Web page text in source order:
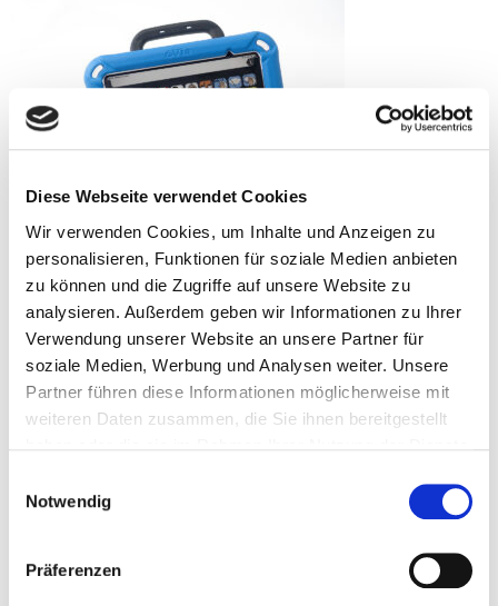
Diese Webseite verwendet Cookies
Wir verwenden Cookies, um Inhalte und Anzeigen zu
personalisieren, Funktionen für soziale Medien anbieten
zu können und die Zugriffe auf unsere Website zu
analysieren. Außerdem geben wir Informationen zu Ihrer
Verwendung unserer Website an unsere Partner für
soziale Medien, Werbung und Analysen weiter. Unsere
Partner führen diese Informationen möglicherweise mit
weiteren Daten zusammen, die Sie ihnen bereitgestellt
Notwendig
Präferenzen
Ebenso wie alle komplexen Kommunikationshilfen von PRD
bekommen auch die Geräte der Via-Reihe regelmäßig Updates
sowohl der Wortschatzprogramme als auch des
Betriebssystems. Die Vias basieren auf iPads mit dem iOS-
Betriebssystem. Um permanent eine zuverlässige Nutzung
dieser Geräte zu gewährleisten, empfehlen wir, nur die
„kleineren“ Updates innerhalb einer Versionsnummer (also z.
B. von 17.5.1. zur Version 17.6.1) durchzuführen. Vor der
Durchführung eines „großen“ Updates (z. B. von iOS 17 zu iOS
18) warten Sie jedoch bitte, bis unsere Entwicklungsabteilung
dieses geprüft und freigegeben hat. Über unsere Webseite und
informieren.